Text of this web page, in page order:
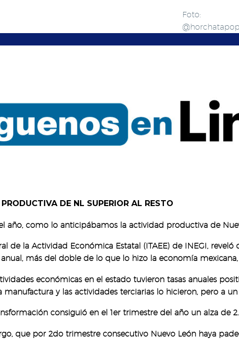
Foto:
@horchatapop
DE NL SUPERIOR AL RESTO
año, como lo anticipábamos la actividad productiva de
de la Actividad Económica Estatal (ITAEE) de INEGI,
más del doble de lo que lo hizo la economía mexicana,
económicas en el estado tuvieron tasas anuales
manufactura y las actividades terciarias lo hicieron, pero a
consiguió en el 1er trimestre del año un alza de
que por 2do trimestre consecutivo Nuevo León haya